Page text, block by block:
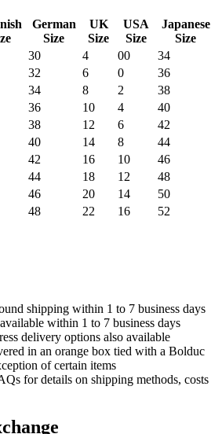
German
Size
UK
Size
USA
Size
Japanese
Size
30 4 00
34
32 6 0
36
34 8 2
38
36 10 4
40
38 12 6
42
40 14 8
44
42 16 10
46
44 18 12
48
46 20 14
50
48 22 16
52
shipping within 1 to 7 business days
within 1 to 7 business days
delivery options also available
in an orange box tied with a Bolduc
of certain items
for details on shipping methods, costs